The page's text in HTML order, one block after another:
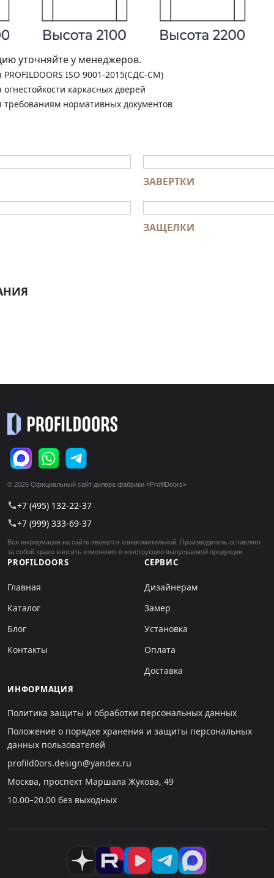
уточняйте у менеджеров.
ISO 9001-2015(СДС-СМ)
каркасных дверей
требованиям нормативных документов
ЗАВЕРТКИ
ЗАЩЕЛКИ
© 2026 Официальный сайт дилера фабрики «ProfilDoors»
call+7 (495) 132-22-37
call+7 (999) 333-69-37
Вся информация на сайте является ознакомительной. Производитель оставляет
за собой право вносить изменения в конструкцию выпускаемой продукции.
PROFILDOORS
Главная
Каталог
Блог
Контакты
СЕРВИС
Дизайнерам
Замер
Установка
Оплата
Доставка
ИНФОРМАЦИЯ
Политика защиты и обработки персональных данных
Положение о порядке хранения и защиты персональных
данных пользователей
profild0ors.design@yandex.ru
Москва, проспект Маршала Жукова, 49
10.00–20.00 без выходных